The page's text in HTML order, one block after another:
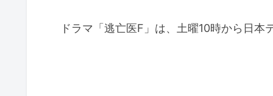
ドラマ「逃亡医F」は、土曜10時から日本